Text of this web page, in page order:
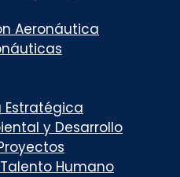
Aeronáutica
Estratégica
y Desarrollo
Humano